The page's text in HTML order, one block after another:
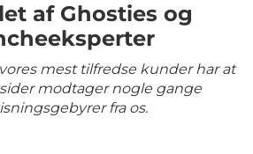
af Ghosties og
mest tilfredse kunder har at
modtager nogle gange
fra os.